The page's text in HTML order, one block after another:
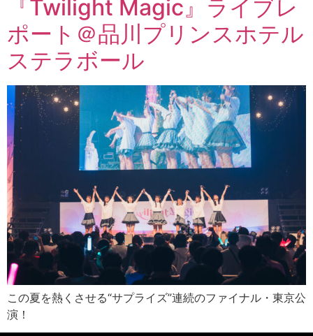
『Twilight Magic』ライブレ
ポート＠品川プリンスホテル
ステラボール
この夏を熱くさせる“サプライズ”連続のファイナル・東京公
演！